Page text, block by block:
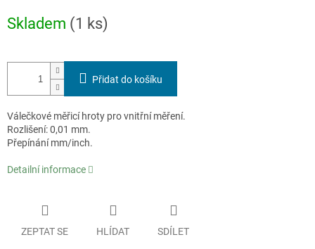
cena:
Skladem (1 ks)
Přidat do košíku
Válečkové měřicí hroty pro vnitřní měření.
Rozlišení: 0,01 mm.
Přepínání mm/inch.
Detailní informace
ZEPTAT SE HLÍDAT SDÍLET